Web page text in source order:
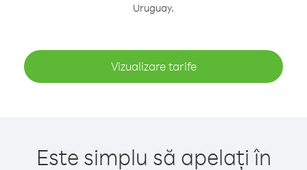
Uruguay.
Vizualizare tarife
Este simplu să apelați în